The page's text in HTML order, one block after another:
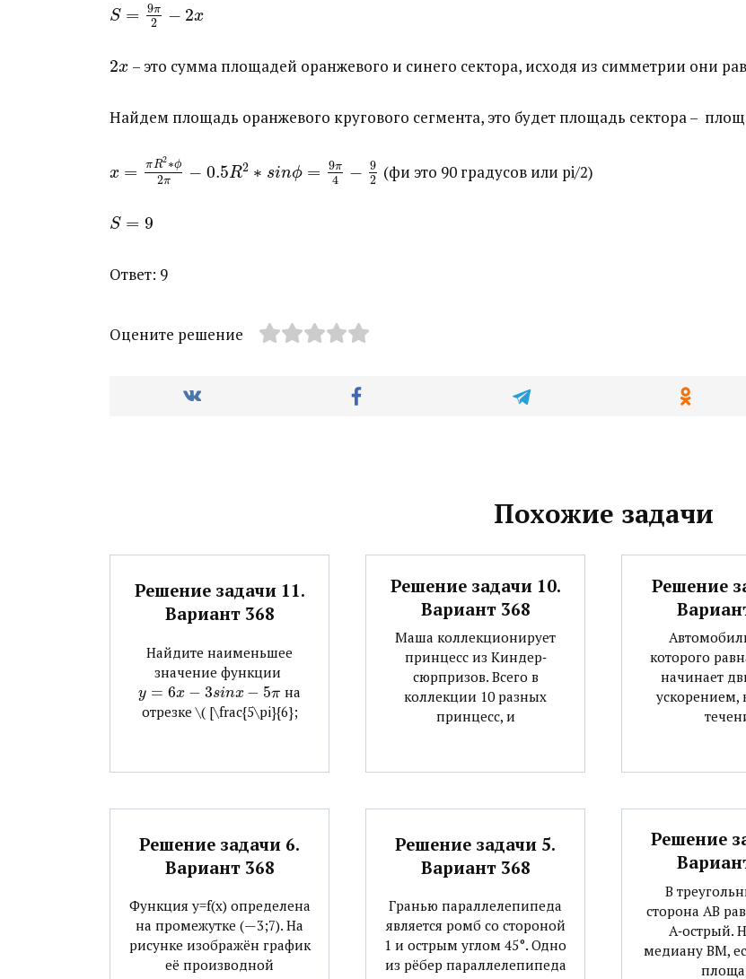
S = 9π
2 − 2x
2x – это сумма площадей оранжевого и синего сектора, исходя из симметрии они
Найдем площадь оранжевого кругового сегмента, это будет площадь сектора –
x = πR2∗ϕ
2π − 0.5R2 ∗ sinϕ = 9π
4 − 9
2 ​ (фи это 90 градусов или pi/2)
S = 9
Ответ: 9
Оцените решение
Похожие задачи
Решение задачи 11.
Вариант 368
Найдите наименьшее
значение функции ​
y = 6x − 3sinx − 5π ​ на
отрезке ​\( [\frac{5\pi}{6};
Решение задачи 10.
Вариант 368
Маша коллекционирует
принцесс из Киндер‐
сюрпризов. Всего в
коллекции 10 разных
принцесс, и
Решение
которого
начинает
ускорением,
Решение задачи 6.
Вариант 368
Функция y=f(x) определена
на промежутке (—3;7). На
рисунке изображён график
её производной
Решение задачи 5.
Вариант 368
Гранью параллелепипеда
является ромб со стороной
1 и острым углом 45°. Одно
из рёбер параллелепипеда
Решение
В
сторона АВ
А‐острый.
медиану ВМ,